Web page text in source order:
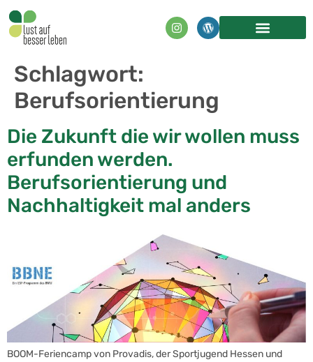
springen
Schlagwort:
Berufsorientierung
Die Zukunft die wir wollen muss
erfunden werden.
Berufsorientierung und
Nachhaltigkeit mal anders
BOOM-Feriencamp von Provadis, der Sportjugend Hessen und